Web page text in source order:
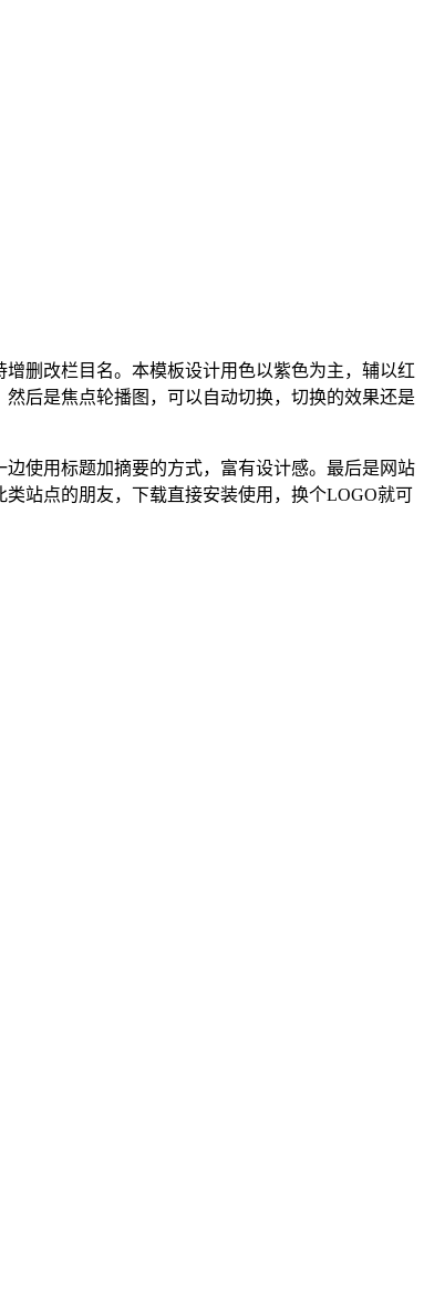
删改栏目名。本模板设计用色以紫色为主，辅以红
后是焦点轮播图，可以自动切换，切换的效果还是
使用标题加摘要的方式，富有设计感。最后是网站
站点的朋友，下载直接安装使用，换个LOGO就可